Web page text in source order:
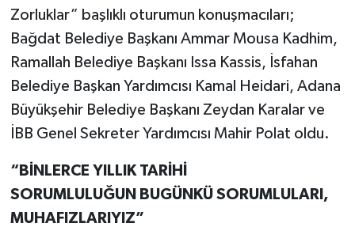
Zorluklar” başlıklı oturumun konuşmacıları;
Bağdat Belediye Başkanı Ammar Mousa Kadhim,
Ramallah Belediye Başkanı Issa Kassis, İsfahan
Belediye Başkan Yardımcısı Kamal Heidari, Adana
Büyükşehir Belediye Başkanı Zeydan Karalar ve
İBB Genel Sekreter Yardımcısı Mahir Polat oldu.
“BİNLERCE YILLIK TARİHİ
SORUMLULUĞUN BUGÜNKÜ SORUMLULARI,
MUHAFIZLARIYIZ”